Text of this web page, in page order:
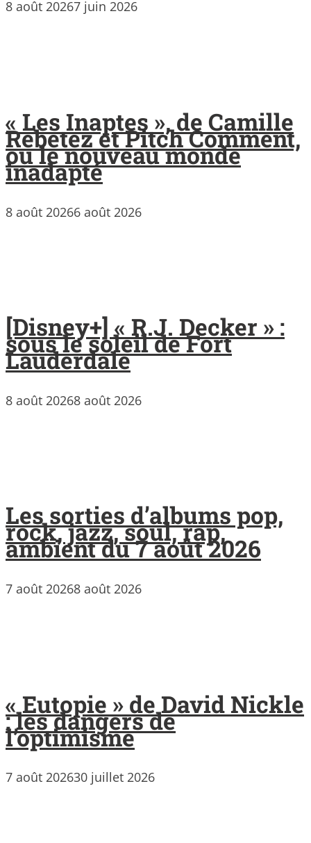
8 août 20267 juin 2026
« Les Inaptes », de Camille
Rebetez et Pitch Comment,
ou le nouveau monde
inadapté
8 août 20266 août 2026
[Disney+] « R.J. Decker » :
sous le soleil de Fort
Lauderdale
8 août 20268 août 2026
Les sorties d’albums pop,
rock, jazz, soul, rap,
ambient du 7 août 2026
7 août 20268 août 2026
« Eutopie » de David Nickle
: les dangers de
l’optimisme
7 août 202630 juillet 2026